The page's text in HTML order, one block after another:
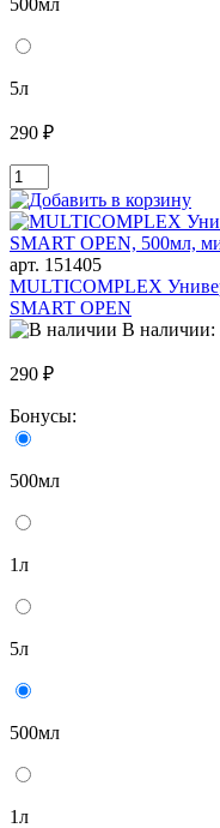
5л
290 ₽
арт. 151405
MULTICOMPLEX
SMART OPEN
В наличии:
290 ₽
Бонусы:
500мл
1л
5л
500мл
1л